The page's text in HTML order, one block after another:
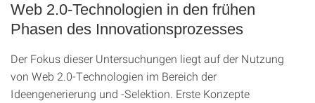
Web 2.0-Technologien in den frühen
Phasen des Innovationsprozesses
Der Fokus dieser Untersuchungen liegt auf der Nutzung
von Web 2.0-Technologien im Bereich der
Ideengenerierung und -Selektion. Erste Konzepte